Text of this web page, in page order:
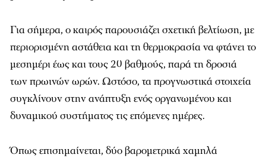
Για σήμερα, ο καιρός παρουσιάζει σχετική βελτίωση, με
περιορισμένη αστάθεια και τη θερμοκρασία να φτάνει το
μεσημέρι έως και τους 20 βαθμούς, παρά τη δροσιά
των πρωινών ωρών. Ωστόσο, τα προγνωστικά στοιχεία
συγκλίνουν στην ανάπτυξη ενός οργανωμένου και
δυναμικού συστήματος τις επόμενες ημέρες.
Όπως επισημαίνεται, δύο βαρομετρικά χαμηλά